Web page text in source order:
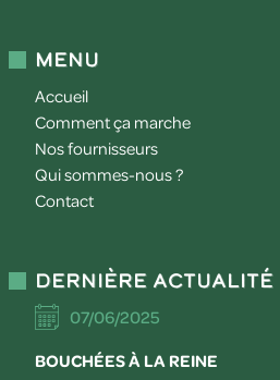
Menu
Accueil
Comment ça marche
Nos fournisseurs
Qui sommes-nous ?
Contact
Dernière actualité
07/06/2025
BOUCHÉES À LA REINE